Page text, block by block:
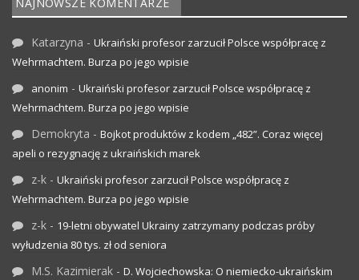
Katarzyna - Ukraiński profesor zarzucił Polsce współpracę z
Wehrmachtem. Burza po jego wpisie
anonim - Ukraiński profesor zarzucił Polsce współpracę z
Wehrmachtem. Burza po jego wpisie
Demokryta - Bojkot produktów z kodem „482”. Coraz więcej
apeli o rezygnację z ukraińskich marek
z-k - Ukraiński profesor zarzucił Polsce współpracę z
Wehrmachtem. Burza po jego wpisie
z-k - 19-letni obywatel Ukrainy zatrzymany podczas próby
wyłudzenia 80 tys. zł od seniora
M.S. Kazimierak - D. Wojciechowska: O niemiecko-ukraińskim